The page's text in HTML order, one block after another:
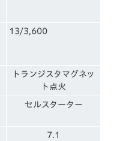
13/3,600
トランジスタマグネッ
ト点火
セルスターター
7.1